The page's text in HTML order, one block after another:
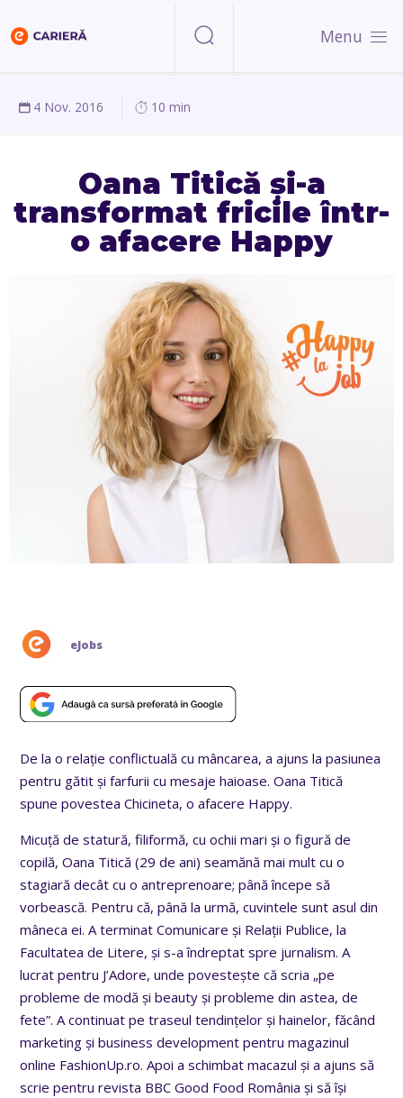
Menu
4 Nov. 2016 10 min
Oana Titică și-a
transformat fricile într-
o afacere Happy
eJobs
De la o relație conflictuală cu mâncarea, a ajuns la pasiunea
pentru gătit și farfurii cu mesaje haioase. Oana Titică
spune povestea Chicineta, o afacere Happy.
Micuță de statură, filiformă, cu ochii mari și o figură de
copilă, Oana Titică (29 de ani) seamănă mai mult cu o
stagiară decât cu o antreprenoare; până începe să
vorbească. Pentru că, până la urmă, cuvintele sunt asul din
mâneca ei. A terminat Comunicare și Relații Publice, la
Facultatea de Litere, și s-a îndreptat spre jurnalism. A
lucrat pentru J’Adore, unde povestește că scria „pe
probleme de modă și beauty și probleme din astea, de
fete”. A continuat pe traseul tendințelor și hainelor, făcând
marketing și business development pentru magazinul
online FashionUp.ro. Apoi a schimbat macazul și a ajuns să
scrie pentru revista BBC Good Food România și să își